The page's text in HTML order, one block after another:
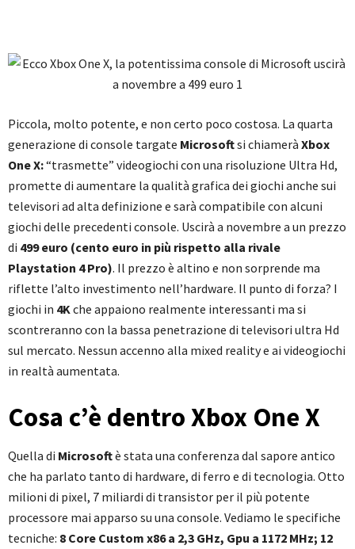
Piccola, molto potente, e non certo poco costosa. La quarta
generazione di console targate Microsoftsi chiamerà Xbox
One X:“trasmette” videogiochi con una risoluzione Ultra Hd,
promette di aumentare la qualità grafica dei giochi anche sui
televisori ad alta definizione e sarà compatibile con alcuni
giochi delle precedenti console. Uscirà a novembre a un prezzo
di 499 euro (cento euro in più rispetto alla rivale
Playstation 4 Pro). Il prezzo è altino e non sorprende ma
riflette l’alto investimento nell’hardware. Il punto di forza? I
giochi in 4Kche appaiono realmente interessanti ma si
scontreranno con la bassa penetrazione di televisori ultra Hd
sul mercato. Nessun accenno alla mixed reality e ai videogiochi
in realtà aumentata.
Cosa c’è dentro Xbox One X
Quella di Microsoftè stata una conferenza dal sapore antico
che ha parlato tanto di hardware, di ferro e di tecnologia. Otto
milioni di pixel, 7 miliardi di transistor per il più potente
processore mai apparso su una console. Vediamo le specifiche
tecniche: 8 Core Custom x86 a 2,3 GHz, Gpu a 1172 MHz; 12